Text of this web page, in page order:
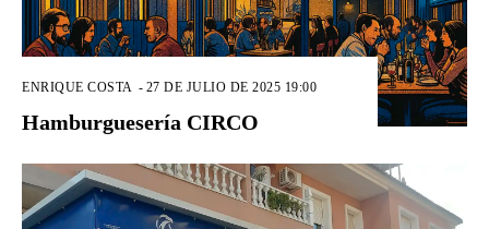
ENRIQUE COSTA - 27 DE JULIO DE 2025 19:00
Hamburguesería CIRCO